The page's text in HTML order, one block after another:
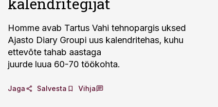
Homme avab Tartus Vahi tehnopargis uksed
Ajasto Diary Groupi uus kalendritehas, kuhu
ettevõte tahab aastaga
juurde luua 60-70 töökohta.
Jaga Salvesta Vihja